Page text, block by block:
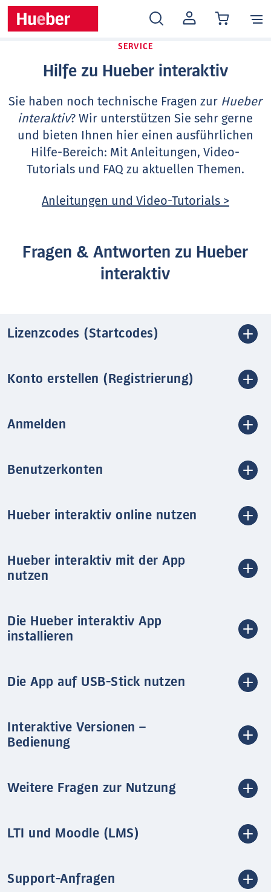
MEIN
KONTO
SERVICE
Hilfe zu Hueber interaktiv
Sie haben noch technische Fragen zur Hueber
interaktiv? Wir unterstützen Sie sehr gerne
und bieten Ihnen hier einen ausführlichen
Hilfe-Bereich: Mit Anleitungen, Video-
Tutorials und FAQ zu aktuellen Themen.
Anleitungen und Video-Tutorials >
Fragen & Antworten zu Hueber
interaktiv
Lizenzcodes (Startcodes)
Konto erstellen (Registrierung)
Anmelden
Benutzerkonten
Hueber interaktiv online nutzen
Hueber interaktiv mit der App
nutzen
Die Hueber interaktiv App
installieren
Die App auf USB-Stick nutzen
Interaktive Versionen –
Bedienung
Weitere Fragen zur Nutzung
LTI und Moodle (LMS)
Support-Anfragen